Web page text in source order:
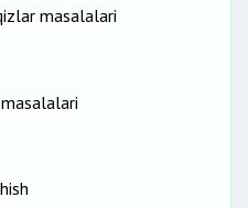
masalalari